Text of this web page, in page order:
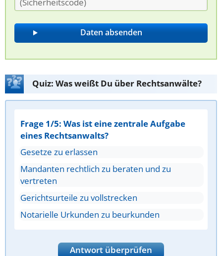
Quiz: Was weißt Du über Rechtsanwälte?
Frage 1/5: Was ist eine zentrale Aufgabe
eines Rechtsanwalts?
Gesetze zu erlassen
Mandanten rechtlich zu beraten und zu
vertreten
Gerichtsurteile zu vollstrecken
Notarielle Urkunden zu beurkunden
Antwort überprüfen